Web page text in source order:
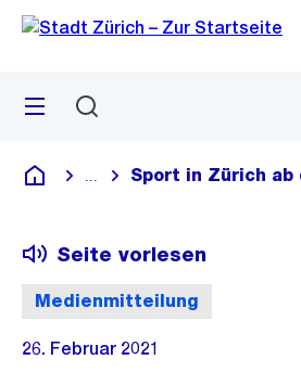
Navigation
Sprunglink
Menü
Deutsch
Blende alle Breadcrumbs ein
Sport in Zürich ab
Medienmitteilung
Seite vorlesen
26. Februar 2021